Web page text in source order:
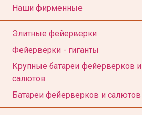
Наши фирменные
Элитные фейерверки
Фейерверки - гиганты
Крупные батареи фейерверков и
салютов
Батареи фейерверков и салютов